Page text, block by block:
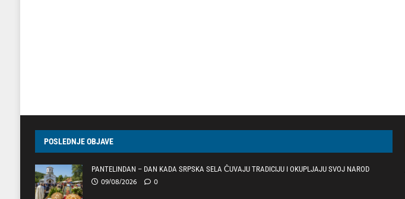
POSLEDNJE OBJAVE
PANTELINDAN – DAN KADA SRPSKA SELA ČUVAJU TRADICIJU I OKUPLJAJU SVOJ NAROD
09/08/2026 0